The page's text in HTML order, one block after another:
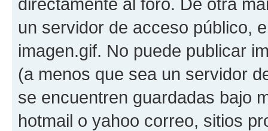
un servidor de acceso público,
imagen.gif. No puede publicar
(a menos que sea un servidor
se encuentren guardadas bajo
hotmail o yahoo correo, sitios